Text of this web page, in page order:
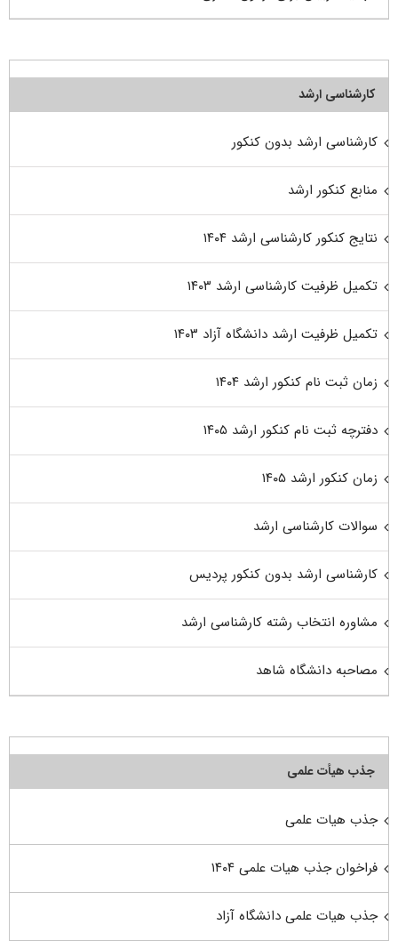
کارشناسی ارشد
کارشناسی ارشد بدون کنکور
منابع کنکور ارشد
نتایج کنکور کارشناسی ارشد ۱۴۰۴
تکمیل ظرفیت کارشناسی ارشد ۱۴۰۳
تکمیل ظرفیت ارشد دانشگاه آزاد ۱۴۰۳
زمان ثبت نام کنکور ارشد ۱۴۰۴
دفترچه ثبت نام کنکور ارشد ۱۴۰۵
زمان کنکور ارشد ۱۴۰۵
سوالات کارشناسی ارشد
کارشناسی ارشد بدون کنکور پردیس
مشاوره انتخاب رشته کارشناسی ارشد
مصاحبه دانشگاه شاهد
جذب هیأت علمی
جذب هیات علمی
فراخوان جذب هیات علمی ۱۴۰۴
جذب هیات علمی دانشگاه آزاد